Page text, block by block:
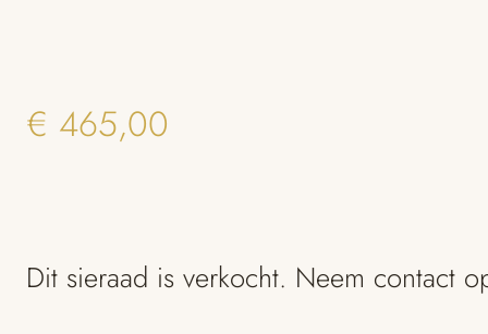
€ 465,00
Dit sieraad is verkocht. Neem contact